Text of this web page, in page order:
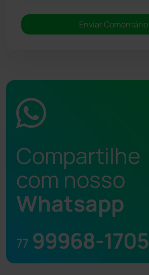
Compartilhe
com nosso
Whatsapp
77 99968-1705